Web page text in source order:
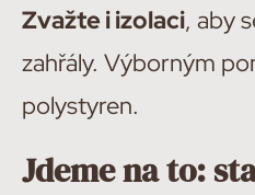
Zvažte i izolaci, aby
zahřály. Výborným
polystyren.
Jdeme na to: